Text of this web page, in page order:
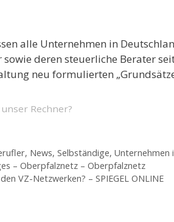
alle Unternehmen in
deren steuerliche Berater
neu formulierten
Rechner?
, News, Selbständige, Unternehmen
– Oberpfalznetz – Oberpfalznetz
VZ-Netzwerken? – SPIEGEL ONLINE